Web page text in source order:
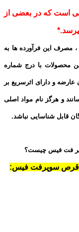
است که در بعضی از
، مصرف این فرآورده ها به
محصولات با درج شماره
100% گیاهی ، بدون عارضه و دارای اثرسریع بر
و هرگز نام مواد اصلی
قابل شناسایی نباشد.
فت فیس چیست؟
قرص سوپرفت فیس: